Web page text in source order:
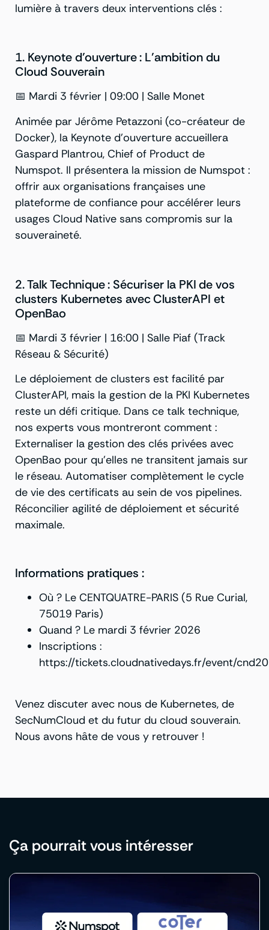
lumière à travers deux interventions clés :
1. Keynote d’ouverture : L’ambition du
Cloud Souverain
📅 Mardi 3 février | 09:00 | Salle Monet
Animée par Jérôme Petazzoni (co-créateur de
Docker), la Keynote d’ouverture accueillera
Gaspard Plantrou, Chief of Product de
Numspot. Il présentera la mission de Numspot :
offrir aux organisations françaises une
plateforme de confiance pour accélérer leurs
usages Cloud Native sans compromis sur la
souveraineté.
2. Talk Technique : Sécuriser la PKI de vos
clusters Kubernetes avec ClusterAPI et
OpenBao
📅 Mardi 3 février | 16:00 | Salle Piaf (Track
Réseau & Sécurité)
Le déploiement de clusters est facilité par
ClusterAPI, mais la gestion de la PKI Kubernetes
reste un défi critique. Dans ce talk technique,
nos experts vous montreront comment :
Externaliser la gestion des clés privées avec
OpenBao pour qu’elles ne transitent jamais sur
le réseau. Automatiser complètement le cycle
de vie des certificats au sein de vos pipelines.
Réconcilier agilité de déploiement et sécurité
maximale.
Informations pratiques :
Où ? Le CENTQUATRE-PARIS (5 Rue Curial,
75019 Paris)
Quand ? Le mardi 3 février 2026
Inscriptions :
https://tickets.cloudnativedays.fr/event/
Venez discuter avec nous de Kubernetes, de
SecNumCloud et du futur du cloud souverain.
Nous avons hâte de vous y retrouver !
Ça pourrait vous intéresser